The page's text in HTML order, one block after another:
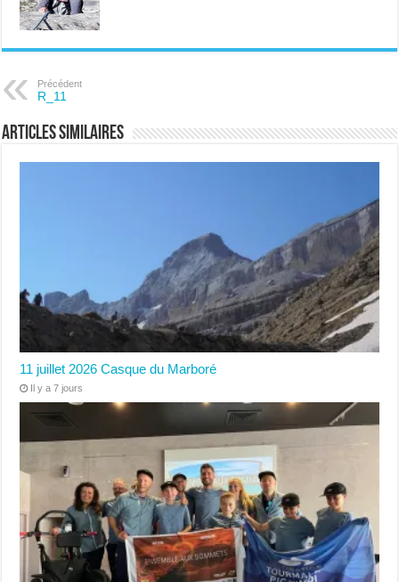
Précédent
R_11
Articles similaires
11 juillet 2026 Casque du Marboré
Il y a 7 jours